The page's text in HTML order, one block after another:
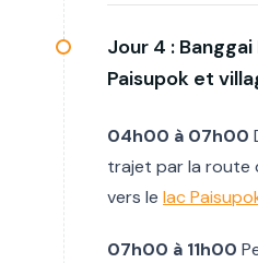
Jour 4 : Banggai
Paisupok et
04h00 à 07h00
trajet par la route
vers le lac
07h00 à 11h00